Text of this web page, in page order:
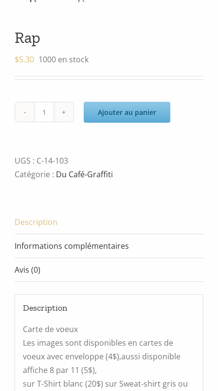
Rap
$5.30 1000 en stock
quantité
Ajouter au panier
UGS : C-14-103
Catégorie : Du Café-Graffiti
Description
Informations complémentaires
Avis (0)
Description
Carte de voeux
Les images sont disponibles en cartes de
voeux avec enveloppe (4$),aussi disponible
affiche 8 par 11 (5$),
sur T-Shirt blanc (20$) sur Sweat-shirt gris ou